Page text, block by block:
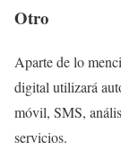
Otro
Aparte de lo
digital utilizará
móvil, SMS,
servicios.